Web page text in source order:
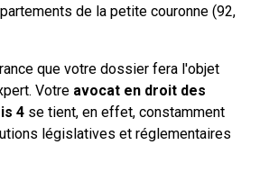
de la petite couronne (92,
que votre dossier fera l'objet
Votre avocat en droit des
4se tient, en effet, constamment
législatives et réglementaires